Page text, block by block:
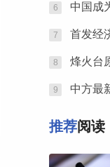
6 中国成
7 首发经
8 烽火台原来
9 中方最
推荐阅读